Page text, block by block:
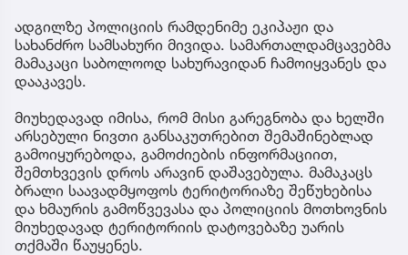
ადგილზე პოლიციის რამდენიმე ეკიპაჟი და
სახანძრო სამსახური მივიდა. სამართალდამცავებმა
მამაკაცი საბოლოოდ სახურავიდან ჩამოიყვანეს და
დააკავეს.
მიუხედავად იმისა, რომ მისი გარეგნობა და ხელში
არსებული ნივთი განსაკუთრებით შემაშინებლად
გამოიყურებოდა, გამოძიების ინფორმაციით,
შემთხვევის დროს არავინ დაშავებულა. მამაკაცს
ბრალი საავადმყოფოს ტერიტორიაზე შეწუხებისა
და ხმაურის გამოწვევასა და პოლიციის მოთხოვნის
მიუხედავად ტერიტორიის დატოვებაზე უარის
თქმაში წაუყენეს.